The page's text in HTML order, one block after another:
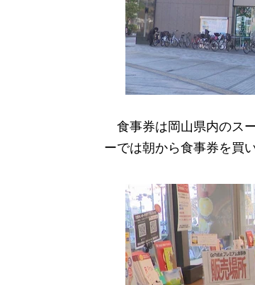
食事券は岡山県内のス
ーでは朝から食事券を買